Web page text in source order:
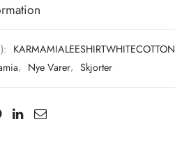
KARMAMIALEESHIRTWHITECOTTON
, Nye Varer, Skjorter